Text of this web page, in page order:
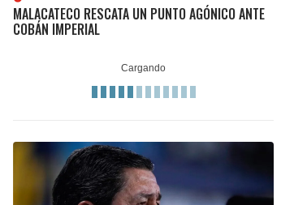
MALACATECO RESCATA UN PUNTO AGÓNICO ANTE
COBÁN IMPERIAL